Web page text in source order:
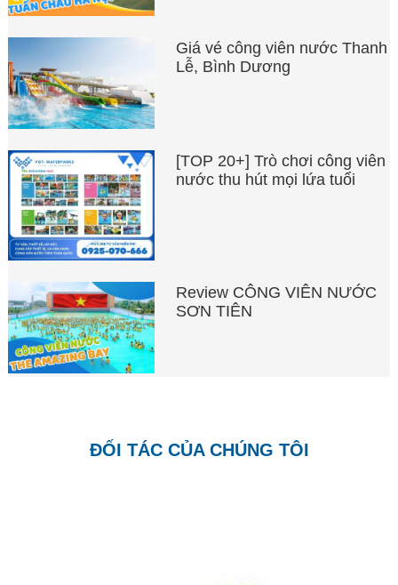
Giá vé công viên nước Thanh
Lễ, Bình Dương
[TOP 20+] Trò chơi công viên
nước thu hút mọi lứa tuổi
Review CÔNG VIÊN NƯỚC
SƠN TIÊN
ĐỐI TÁC CỦA CHÚNG TÔI